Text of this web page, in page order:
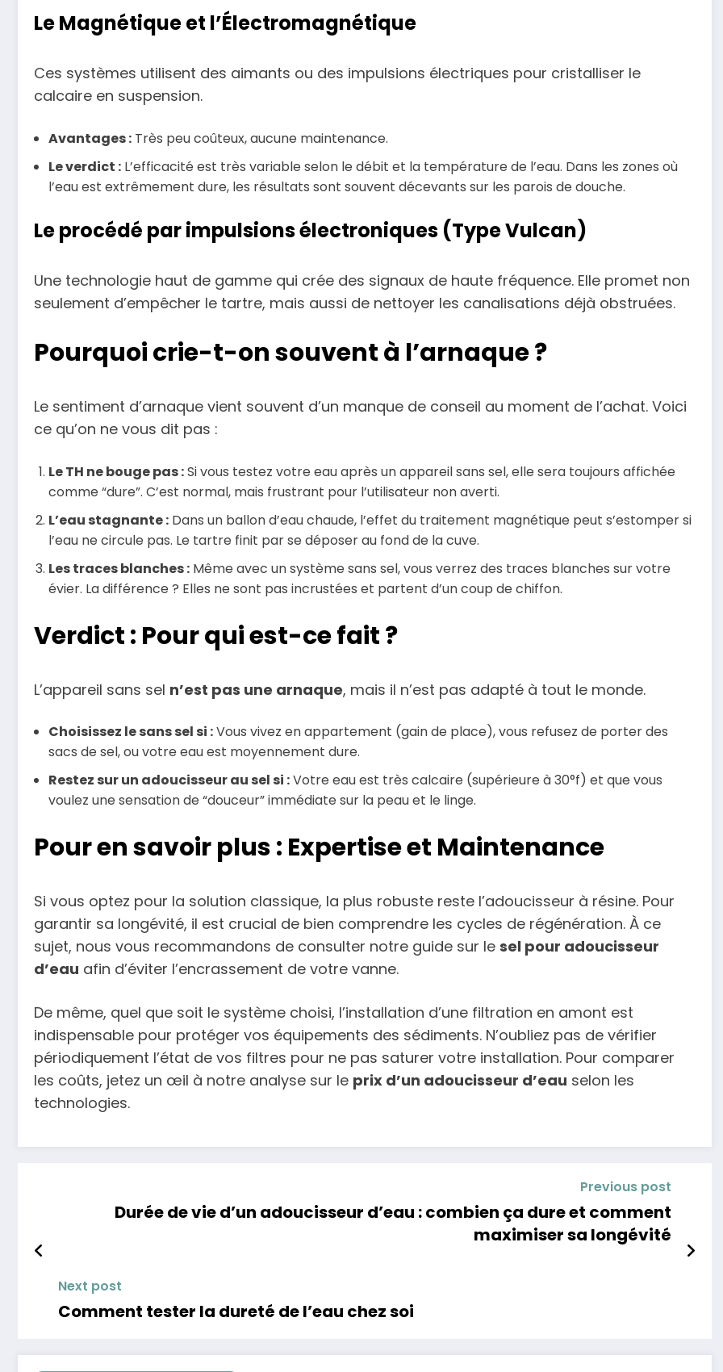
Le Magnétique et l’Électromagnétique
Ces systèmes utilisent des aimants ou des impulsions électriques pour cristalliser le
calcaire en suspension.
Avantages : Très peu coûteux, aucune maintenance.
Le verdict : L’efficacité est très variable selon le débit et la température de l’eau. Dans les zones où
l’eau est extrêmement dure, les résultats sont souvent décevants sur les parois de douche.
Le procédé par impulsions électroniques (Type Vulcan)
Une technologie haut de gamme qui crée des signaux de haute fréquence. Elle promet non
seulement d’empêcher le tartre, mais aussi de nettoyer les canalisations déjà obstruées.
Pourquoi crie-t-on souvent à l’arnaque ?
Le sentiment d’arnaque vient souvent d’un manque de conseil au moment de l’achat. Voici
ce qu’on ne vous dit pas :
Le TH ne bouge pas :Si vous testez votre eau après un appareil sans sel, elle sera toujours affichée
comme “dure”. C’est normal, mais frustrant pour l’utilisateur non averti.
L’eau stagnante : Dans un ballon d’eau chaude, l’effet du traitement magnétique peut s’estomper si
l’eau ne circule pas. Le tartre finit par se déposer au fond de la cuve.
Les traces blanches : Même avec un système sans sel, vous verrez des traces blanches sur votre
évier. La différence ? Elles ne sont pas incrustées et partent d’un coup de chiffon.
Verdict : Pour qui est-ce fait ?
L’appareil sans sel n’est pas une arnaque, mais il n’est pas adapté à tout le monde.
Choisissez le sans sel si :Vous vivez en appartement (gain de place), vous refusez de porter des
sacs de sel, ou votre eau est moyennement dure.
Restez sur un adoucisseur au sel si :Votre eau est très calcaire (supérieure à 30°f) et que vous
voulez une sensation de “douceur” immédiate sur la peau et le linge.
Pour en savoir plus : Expertise et Maintenance
Si vous optez pour la solution classique, la plus robuste reste l’adoucisseur à résine. Pour
garantir sa longévité, il est crucial de bien comprendre les cycles de régénération. À ce
sujet, nous vous recommandons de consulter notre guide sur le sel pour adoucisseur
d’eau afin d’éviter l’encrassement de votre vanne.
De même, quel que soit le système choisi, l’installation d’une filtration en amont est
indispensable pour protéger vos équipements des sédiments. N’oubliez pas de vérifier
périodiquement l’état de vos filtres pour ne pas saturer votre installation. Pour comparer
les coûts, jetez un œil à notre analyse sur le prix d’un adoucisseur d’eau selon les
technologies.
Previous post
Durée de vie d’un adoucisseur d’eau : combien ça dure et comment
maximiser sa longévité
Next post
Comment tester la dureté de l’eau chez soi